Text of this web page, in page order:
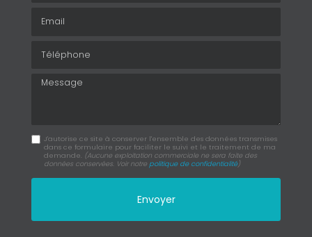
Message
J'autorise ce site à conserver l'ensemble des données transmises
dans ce formulaire pour faciliter le suivi et le traitement de ma
demande. (Aucune exploitation commerciale ne sera faite des
données conservées. Voir notre politique de confidentialité)